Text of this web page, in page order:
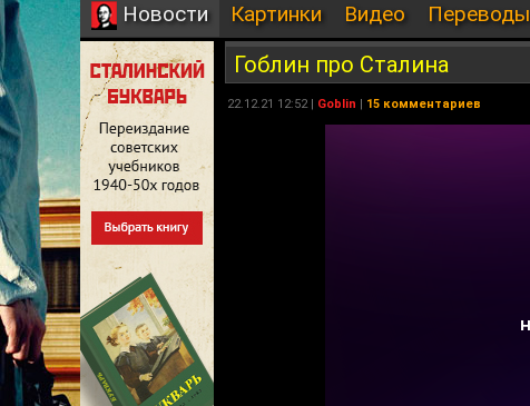
Новости Картинки Видео Переводы
Гоблин про Сталина
22.12.21 12:52 | Goblin | 15 комментариев